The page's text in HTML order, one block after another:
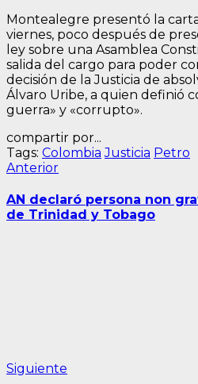
Montealegre presentó la
viernes, poco después de
ley sobre una Asamblea
salida del cargo para poder
decisión de la Justicia de
Álvaro Uribe, a quien definió
guerra» y «corrupto».
compartir por...
Tags: Colombia Justicia Petro
Navegación
de
entradas
AnteriorEntrada
AN declaró persona non
de Trinidad y Tobago
Siguiente